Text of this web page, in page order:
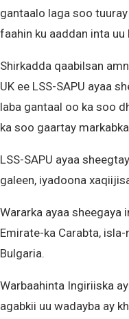
gantaalo laga soo
faahin ku aaddan inta uu
Shirkadda qaabilsan
UK ee LSS-SAPU ayaa
laba gantaal oo ka soo
ka soo gaartay
LSS-SAPU ayaa
galeen, iyadoona
Wararka ayaa sheegaya
Emirate-ka Carabta,
Bulgaria.
Warbaahinta Ingiriiska
agabkii uu wadayba ay